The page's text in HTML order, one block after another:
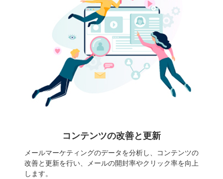
コンテンツの改善と更新
メールマーケティングのデータを分析し、コンテンツの
改善と更新を行い、メールの開封率やクリック率を向上
します。